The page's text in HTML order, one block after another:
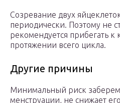
Созревание двух
периодически. Поэтому не
рекомендуется прибегать к
протяжении всего цикла.
Другие причины
Минимальный риск
менструации, не снижает